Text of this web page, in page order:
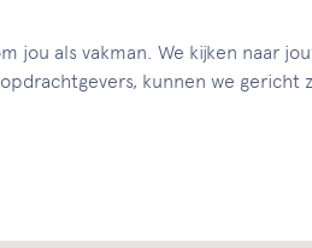
jou als vakman. We kijken naar
kunnen we